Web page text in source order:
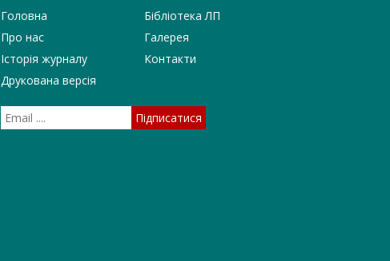
Головна
Про нас
Історія журналу
Друкована версія
Бібліотека ЛП
Галерея
Контакти